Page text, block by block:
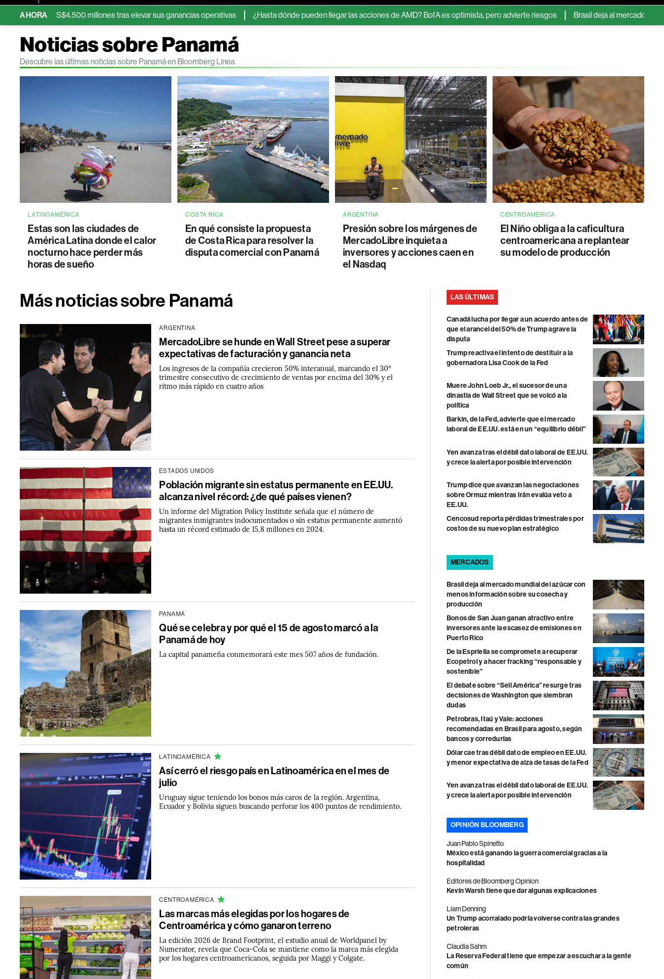
AHORA
US$4.500 millones tras elevar sus ganancias operativas ¿Hasta dónde pueden llegar las acciones de AMD? BofA es optimista, pero advierte riesgos Brasil deja al mercado mundial del
Noticias sobre Panamá
Descubre las últimas noticias sobre Panamá en Bloomberg Línea
LATINOAMÉRICA
Estas son las ciudades de
América Latina donde el calor
nocturno hace perder más
horas de sueño
COSTA RICA
En qué consiste la propuesta
de Costa Rica para resolver la
disputa comercial con Panamá
ARGENTINA
Presión sobre los márgenes de
MercadoLibre inquieta a
inversores y acciones caen en
el Nasdaq
CENTROAMÉRICA
El Niño obliga a la caficultura
centroamericana a replantear
su modelo de producción
Más noticias sobre Panamá
ARGENTINA
MercadoLibre se hunde en Wall Street pese a superar
expectativas de facturación y ganancia neta
Los ingresos de la compañía crecieron 50% interanual, marcando el 30°
trimestre consecutivo de crecimiento de ventas por encima del 30% y el
ritmo más rápido en cuatro años
ESTADOS UNIDOS
Población migrante sin estatus permanente en EE.UU.
alcanza nivel récord: ¿de qué países vienen?
Un informe del Migration Policy Institute señala que el número de
migrantes inmigrantes indocumentados o sin estatus permanente aumentó
hasta un récord estimado de 15,8 millones en 2024.
PANAMÁ
Qué se celebra y por qué el 15 de agosto marcó a la
Panamá de hoy
La capital panameña conmemorará este mes 507 años de fundación.
LATINOAMÉRICA
Así cerró el riesgo país en Latinoamérica en el mes de
julio
Uruguay sigue teniendo los bonos más caros de la región. Argentina,
Ecuador y Bolivia siguen buscando perforar los 400 puntos de rendimiento.
CENTROAMÉRICA
Las marcas más elegidas por los hogares de
Centroamérica y cómo ganaron terreno
La edición 2026 de Brand Footprint, el estudio anual de Worldpanel by
Numerator, revela que Coca-Cola se mantiene como la marca más elegida
por los hogares centroamericanos, seguida por Maggi y Colgate.
LAS ÚLTIMAS
Canadá lucha por llegar a un acuerdo antes de
que el arancel del 50% de Trump agrave la
disputa
Trump reactiva el intento de destituir a la
gobernadora Lisa Cook de la Fed
Muere John Loeb Jr., el sucesor de una
dinastía de Wall Street que se volcó a la
política
Barkin, de la Fed, advierte que el mercado
laboral de EE.UU. está en un “equilibrio débil”
Yen avanza tras el débil dato laboral de EE.UU.
y crece la alerta por posible intervención
Trump dice que avanzan las negociaciones
sobre Ormuz mientras Irán evalúa veto a
EE.UU.
Cencosud reporta pérdidas trimestrales por
costos de su nuevo plan estratégico
MERCADOS
Brasil deja al mercado mundial del azúcar con
menos información sobre su cosecha y
producción
Bonos de San Juan ganan atractivo entre
inversores ante la escasez de emisiones en
Puerto Rico
De la Espriella se compromete a recuperar
Ecopetrol y a hacer fracking “responsable y
sostenible”
El debate sobre “Sell América” resurge tras
decisiones de Washington que siembran
dudas
Petrobras, Itaú y Vale: acciones
recomendadas en Brasil para agosto, según
bancos y corredurías
Dólar cae tras débil dato de empleo en EE.UU.
y menor expectativa de alza de tasas de la Fed
Yen avanza tras el débil dato laboral de EE.UU.
y crece la alerta por posible intervención
OPINIÓN BLOOMBERG
Juan Pablo Spinetto
México está ganando la guerra comercial gracias a la
hospitalidad
Editores de Bloomberg Opinion
Kevin Warsh tiene que dar algunas explicaciones
Liam Denning
Un Trump acorralado podría volverse contra las grandes
petroleras
Claudia Sahm
La Reserva Federal tiene que empezar a escuchar a la gente
común